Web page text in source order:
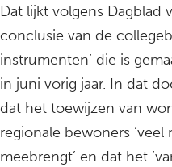
Dat lijkt volgens Dagblad
conclusie van de
instrumenten’ die is
in juni vorig jaar. In dat
dat het toewijzen van
regionale bewoners
meebrengt’ en dat het